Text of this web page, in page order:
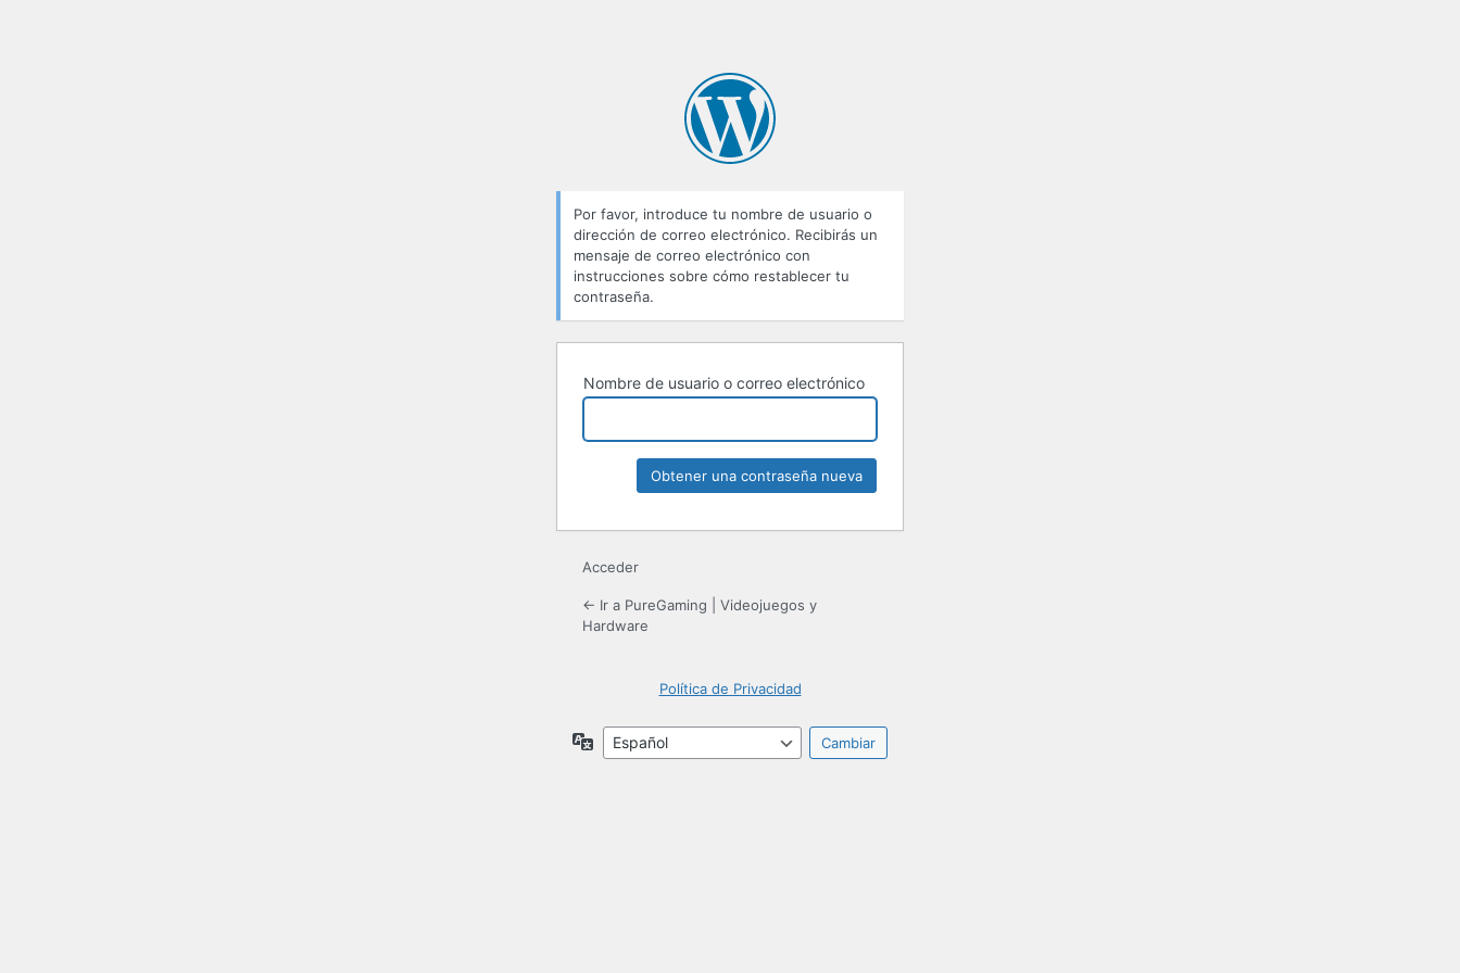
Por favor, introduce tu nombre de usuario o
dirección de correo electrónico. Recibirás un
mensaje de correo electrónico con
instrucciones sobre cómo restablecer tu
contraseña.
Nombre de usuario o correo electrónico
Acceder
← Ir a PureGaming | Videojuegos y
Hardware
Política de Privacidad
Idioma